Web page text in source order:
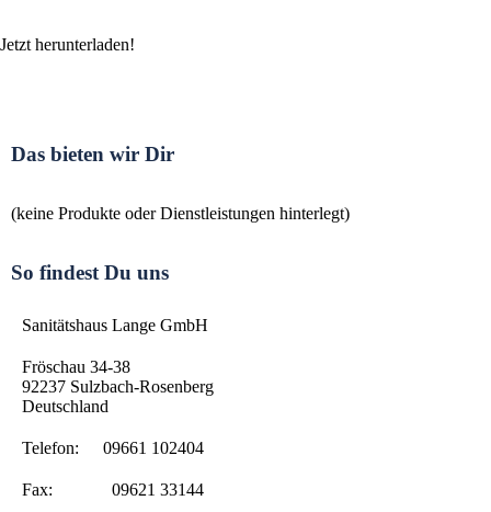
Jetzt herunterladen!
Das bieten wir Dir
(keine Produkte oder Dienstleistungen hinterlegt)
So findest Du uns
Sanitätshaus Lange GmbH
Fröschau 34-38
92237 Sulzbach-Rosenberg
Deutschland
Telefon: 09661 102404
Fax: 09621 33144